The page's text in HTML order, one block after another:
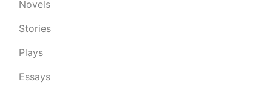
Novels
Stories
Plays
Essays